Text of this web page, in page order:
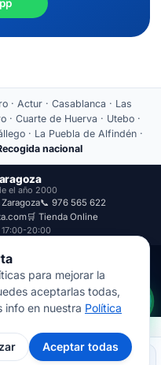
· Actur · Casablanca · Las
· Cuarte de Huerva · Utebo ·
· La Puebla de Alfindén ·
nacional
el año 2000
📞 976 565 622
🛒 Tienda Online
17:00-20:00
Tienda Informática Zaragoza
Portátiles y Móviles.
para mejorar la
aceptarlas todas,
info en nuestra Política
Aceptar todas